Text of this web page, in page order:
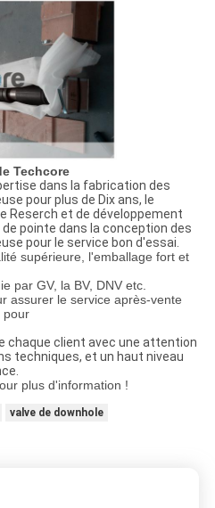
Techcore
dans la fabrication des
pour plus de Dix ans, le
Reserch et de développement
pointe dans la conception des
pour le service bon d'essai.
supérieure, l'emballage fort et
par GV, la BV, DNV etc.
assurer le service après-vente
pour
chaque client avec une attention
techniques, et un haut niveau
plus d'information !
valve de downhole